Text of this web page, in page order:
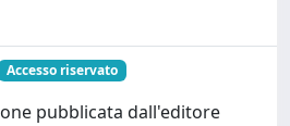
Accesso riservato
pubblicata dall'editore